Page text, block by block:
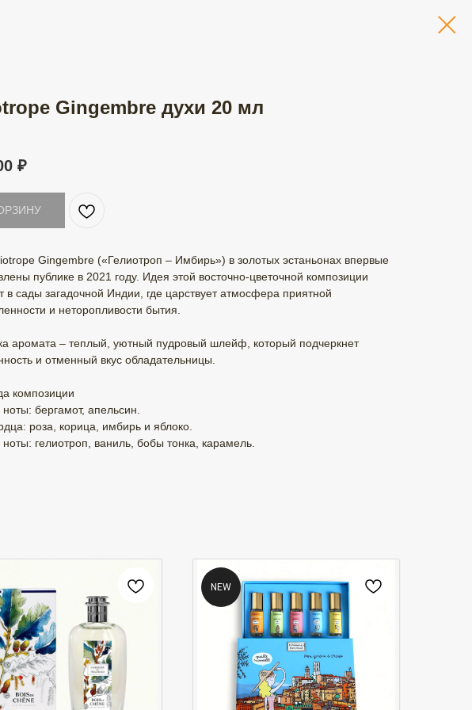
Gingembre духи 20 мл
₽
Gingembre («Гелиотроп – Имбирь») в золотых эстаньонах впервые
публике в 2021 году. Идея этой восточно-цветочной композиции
в сады загадочной Индии, где царствует атмосфера приятной
и неторопливости бытия.
аромата – теплый, уютный пудровый шлейф, который подчеркнет
и отменный вкус обладательницы.
композиции
бергамот, апельсин.
роза, корица, имбирь и яблоко.
гелиотроп, ваниль, бобы тонка, карамель.
NEW